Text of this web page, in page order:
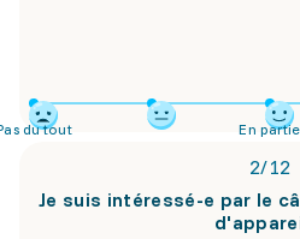
du tout En partie
2/12
Je suis intéressé-e par le